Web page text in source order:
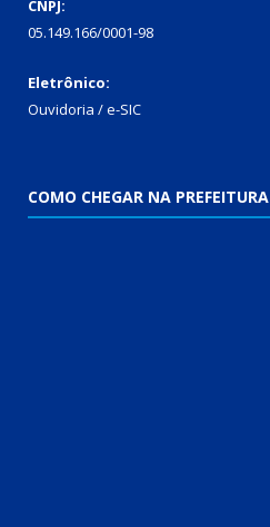
CNPJ:
05.149.166/0001-98
Eletrônico:
Ouvidoria / e-SIC
COMO CHEGAR NA PREFEITURA